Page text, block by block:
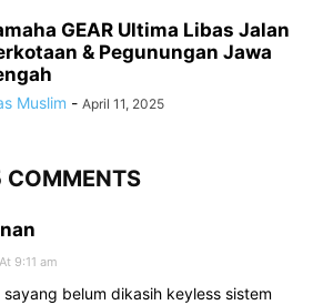
GEAR Ultima Libas Jalan
& Pegunungan Jawa
Muslim - April 11, 2025
COMMENTS
9:11 am
sayang belum dikasih keyless sistem